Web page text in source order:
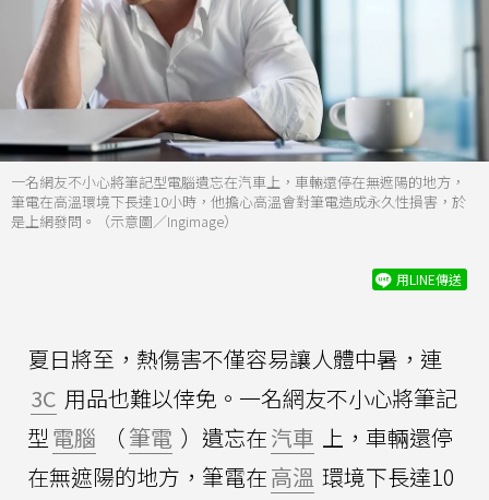
一名網友不小心將筆記型電腦遺忘在汽車上，車輛還停在無遮陽的地方，
筆電在高溫環境下長達10小時，他擔心高溫會對筆電造成永久性損害，於
是上網發問。（示意圖／Ingimage）
用LINE傳送
夏日將至，熱傷害不僅容易讓人體中暑，連
3C 用品也難以倖免。一名網友不小心將筆記
型 電腦 （筆電 ）遺忘在汽車 上，車輛還停
在無遮陽的地方，筆電在高溫 環境下長達10